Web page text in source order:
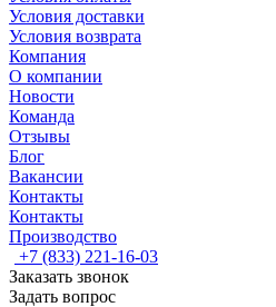
Условия доставки
Условия возврата
Компания
О компании
Новости
Команда
Отзывы
Блог
Вакансии
Контакты
Контакты
Производство
+7 (833) 221-16-03
Заказать звонок
Задать вопрос